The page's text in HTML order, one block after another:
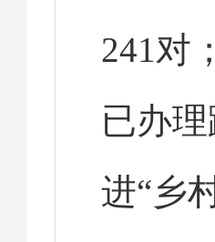
241对
已办
进“乡